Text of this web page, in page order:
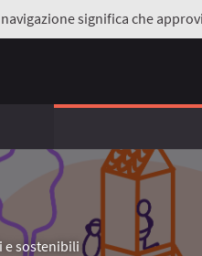
significa che
e sostenibili